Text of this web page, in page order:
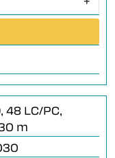
48 LC/PC,
m